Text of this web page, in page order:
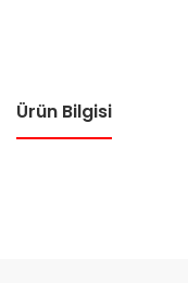
Ürün Bilgisi